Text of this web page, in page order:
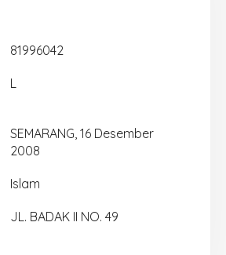
81996042
L
SEMARANG, 16 Desember
2008
Islam
JL. BADAK II NO. 49